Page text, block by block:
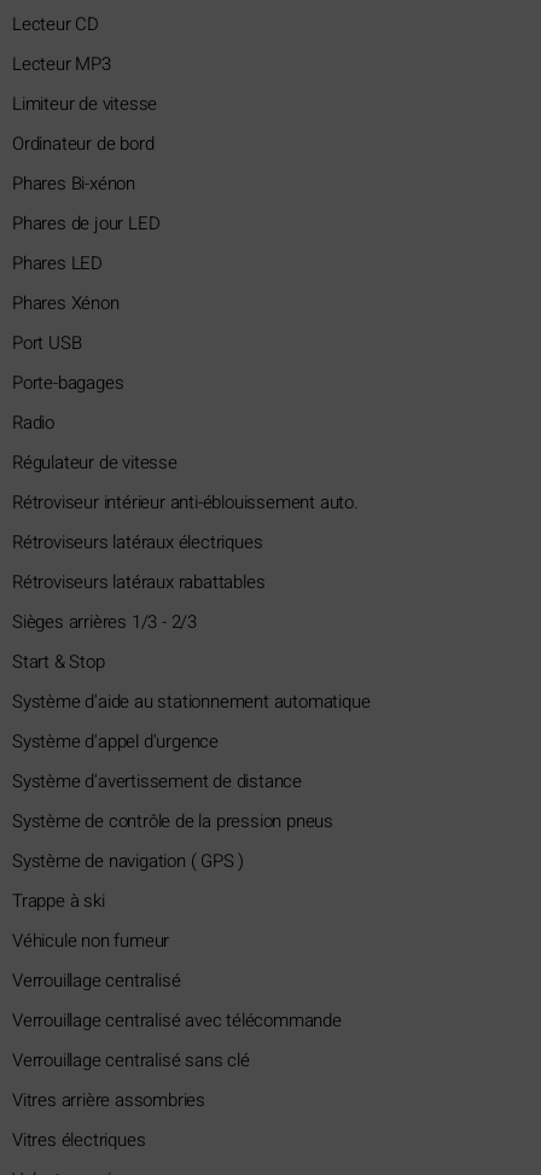
Lecteur CD
Lecteur MP3
Limiteur de vitesse
Ordinateur de bord
Phares Bi-xénon
Phares de jour LED
Phares LED
Phares Xénon
Port USB
Porte-bagages
Radio
Régulateur de vitesse
Rétroviseur intérieur anti-éblouissement auto.
Rétroviseurs latéraux électriques
Rétroviseurs latéraux rabattables
Sièges arrières 1/3 - 2/3
Start & Stop
Système d'aide au stationnement automatique
Système d'appel d'urgence
Système d'avertissement de distance
Système de contrôle de la pression pneus
Système de navigation ( GPS )
Trappe à ski
Véhicule non fumeur
Verrouillage centralisé
Verrouillage centralisé avec télécommande
Verrouillage centralisé sans clé
Vitres arrière assombries
Vitres électriques